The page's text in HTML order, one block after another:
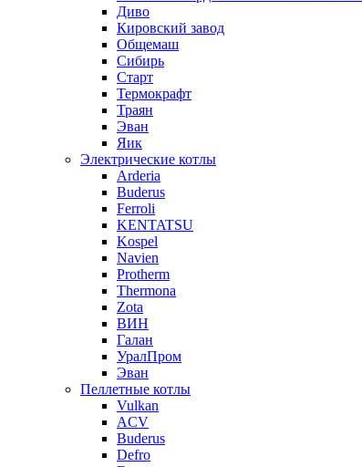
Диво
Кировский завод
Общемаш
Сибирь
Старт
Термокрафт
Траян
Эван
Яик
Электрические котлы
Arderia
Buderus
Ferroli
KENTATSU
Kospel
Navien
Protherm
Thermona
Zota
ВИН
Галан
УралПром
Эван
Пеллетные котлы
Vulkan
ACV
Buderus
Defro